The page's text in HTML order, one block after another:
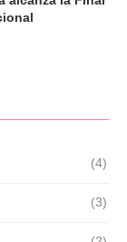
(4)
(3)